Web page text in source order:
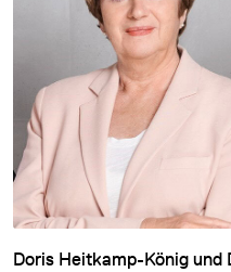
Doris Heitkamp-König